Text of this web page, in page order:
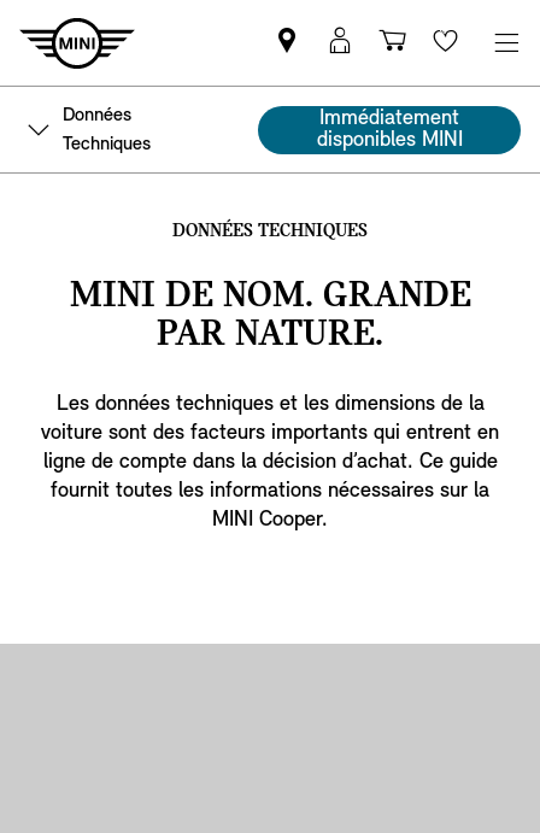
Trouver
un
partenaire
MINI
MyMini
login
PanierWishlist
Données
Techniques
Immédiatement
disponibles MINI
DONNÉES TECHNIQUES
MINI DE NOM. GRANDE
PAR NATURE.
Les données techniques et les dimensions de la
voiture sont des facteurs importants qui entrent en
ligne de compte dans la décision d’achat. Ce guide
fournit toutes les informations nécessaires sur la
MINI Cooper.